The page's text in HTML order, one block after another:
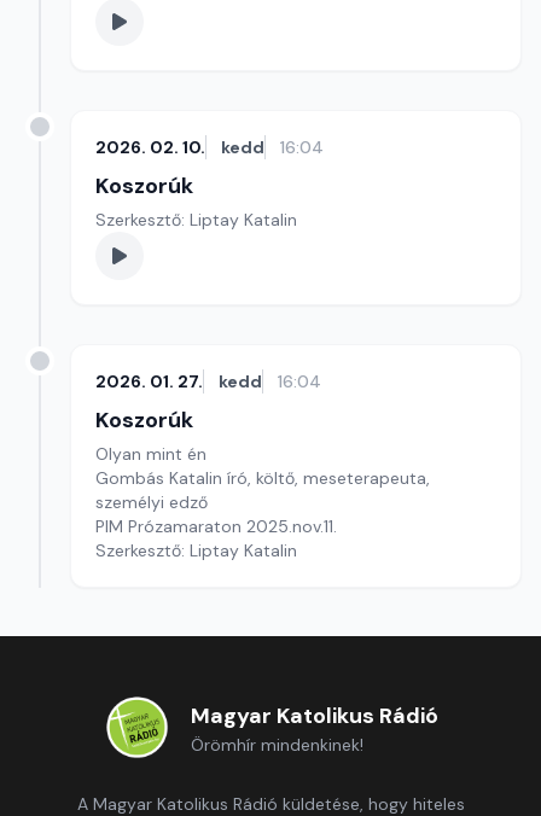
2026. 02. 10. kedd 16:04
Koszorúk
Szerkesztő: Liptay Katalin
2026. 01. 27. kedd 16:04
Koszorúk
Olyan mint én
Gombás Katalin író, költő, meseterapeuta,
személyi edző
PIM Prózamaraton 2025.nov.11.
Szerkesztő: Liptay Katalin
Magyar Katolikus Rádió
Örömhír mindenkinek!
A Magyar Katolikus Rádió küldetése, hogy hiteles